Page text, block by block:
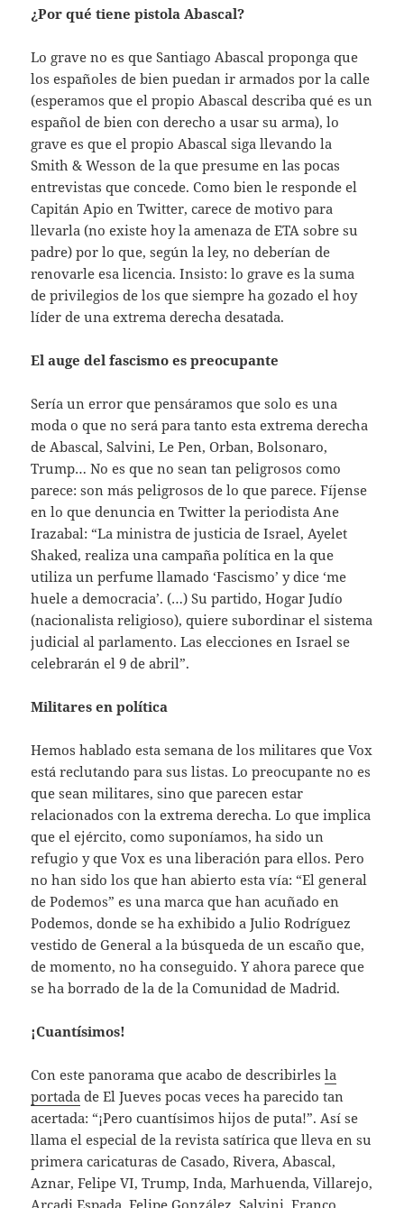
¿Por qué tiene pistola Abascal?
Lo grave no es que Santiago Abascal proponga que
los españoles de bien puedan ir armados por la calle
(esperamos que el propio Abascal describa qué es un
español de bien con derecho a usar su arma), lo
grave es que el propio Abascal siga llevando la
Smith & Wesson de la que presume en las pocas
entrevistas que concede. Como bien le responde el
Capitán Apio en Twitter, carece de motivo para
llevarla (no existe hoy la amenaza de ETA sobre su
padre) por lo que, según la ley, no deberían de
renovarle esa licencia. Insisto: lo grave es la suma
de privilegios de los que siempre ha gozado el hoy
líder de una extrema derecha desatada.
El auge del fascismo es preocupante
Sería un error que pensáramos que solo es una
moda o que no será para tanto esta extrema derecha
de Abascal, Salvini, Le Pen, Orban, Bolsonaro,
Trump… No es que no sean tan peligrosos como
parece: son más peligrosos de lo que parece. Fíjense
en lo que denuncia en Twitter la periodista Ane
Irazabal: “La ministra de justicia de Israel, Ayelet
Shaked, realiza una campaña política en la que
utiliza un perfume llamado ‘Fascismo’ y dice ‘me
huele a democracia’. (…) Su partido, Hogar Judío
(nacionalista religioso), quiere subordinar el sistema
judicial al parlamento. Las elecciones en Israel se
celebrarán el 9 de abril”.
Militares en política
Hemos hablado esta semana de los militares que Vox
está reclutando para sus listas. Lo preocupante no es
que sean militares, sino que parecen estar
relacionados con la extrema derecha. Lo que implica
que el ejército, como suponíamos, ha sido un
refugio y que Vox es una liberación para ellos. Pero
no han sido los que han abierto esta vía: “El general
de Podemos” es una marca que han acuñado en
Podemos, donde se ha exhibido a Julio Rodríguez
vestido de General a la búsqueda de un escaño que,
de momento, no ha conseguido. Y ahora parece que
se ha borrado de la de la Comunidad de Madrid.
¡Cuantísimos!
Con este panorama que acabo de describirlesla
portada de El Jueves pocas veces ha parecido tan
acertada: “¡Pero cuantísimos hijos de puta!”. Así se
llama el especial de la revista satírica que lleva en su
primera caricaturas de Casado, Rivera, Abascal,
Aznar, Felipe VI, Trump, Inda, Marhuenda, Villarejo,